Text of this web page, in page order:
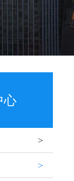
心
>
>